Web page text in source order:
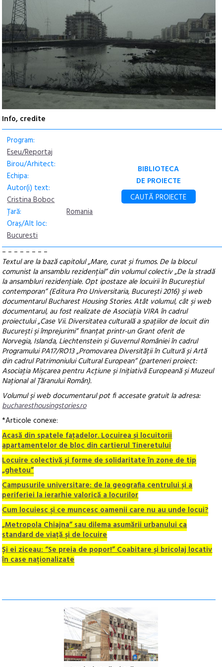
Info, credite
Program:
Eseu/Reportaj
Birou/Arhitect:
Echipa:
Autor(i) text:
Cristina Boboc
Țară:
Romania
Oraș/Alt loc:
Bucuresti
BIBLIOTECA
DE PROIECTE
CAUTĂ PROIECTE
– – – – – – – –
Textul are la bază capitolul „Mare, curat și frumos. De la blocul
comunist la ansamblu rezidențial” din volumul colectiv „De la stradă
la ansambluri rezidenţiale. Opt ipostaze ale locuirii în Bucureştiul
contemporan” (Editura Pro Universitaria, Bucureşti 2016) şi web
documentarul Bucharest Housing Stories. Atât volumul, cât şi web
documentarul, au fost realizate de Asociaţia VIRA în cadrul
proiectului „Case Vii. Diversitatea culturală a spaţiilor de locuit din
Bucureşti şi împrejurimi” finanțat printr-un Grant oferit de
Norvegia, Islanda, Liechtenstein şi Guvernul României în cadrul
Programului PA17/RO13 „Promovarea Diversității în Cultură și Artă
din cadrul Patrimoniului Cultural European” (parteneri proiect:
Asociaţia Mişcarea pentru Acţiune şi Iniţiativă Europeană şi Muzeul
Naţional al Ţăranului Român).
Volumul şi web documentarul pot fi accesate gratuit la adresa:
bucharesthousingstories.ro
*Articole conexe:
Acasă din spatele faţadelor. Locuirea şi locuitorii
apartamentelor de bloc din cartierul Tineretului
Locuire colectivă și forme de solidaritate în zone de tip
„ghetou”
Campusurile universitare: de la geografia centrului și a
periferiei la ierarhie valorică a locurilor
Cum locuiesc şi ce muncesc oamenii care nu au unde locui?
„Metropola Chiajna” sau dilema asumării urbanului ca
standard de viață și de locuire
Și ei ziceau: “Se preia de popor!” Coabitare și bricolaj locativ
în case naționalizate